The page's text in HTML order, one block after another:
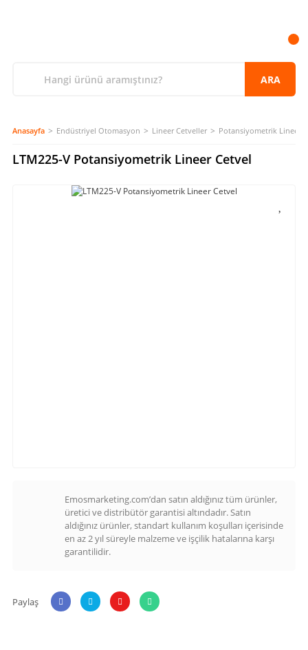
ARA
Anasayfa Endüstriyel Otomasyon Lineer Cetveller Potansiyometrik Lineer
LTM225-V Potansiyometrik Lineer Cetvel
Emosmarketing.com’dan satın aldığınız tüm ürünler,
üretici ve distribütör garantisi altındadır. Satın
aldığınız ürünler, standart kullanım koşulları içerisinde
en az 2 yıl süreyle malzeme ve işçilik hatalarına karşı
garantilidir.
Paylaş